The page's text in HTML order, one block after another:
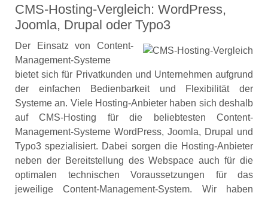
CMS-Hosting-Vergleich: WordPress,
Joomla, Drupal oder Typo3
Der Einsatz von Content-
Management-Systeme
bietet sich für Privatkunden und Unternehmen aufgrund
der einfachen Bedienbarkeit und Flexibilität der
Systeme an. Viele Hosting-Anbieter haben sich deshalb
auf CMS-Hosting für die beliebtesten Content-
Management-Systeme WordPress, Joomla, Drupal und
Typo3 spezialisiert. Dabei sorgen die Hosting-Anbieter
neben der Bereitstellung des Webspace auch für die
optimalen technischen Voraussetzungen für das
jeweilige Content-Management-System. Wir haben